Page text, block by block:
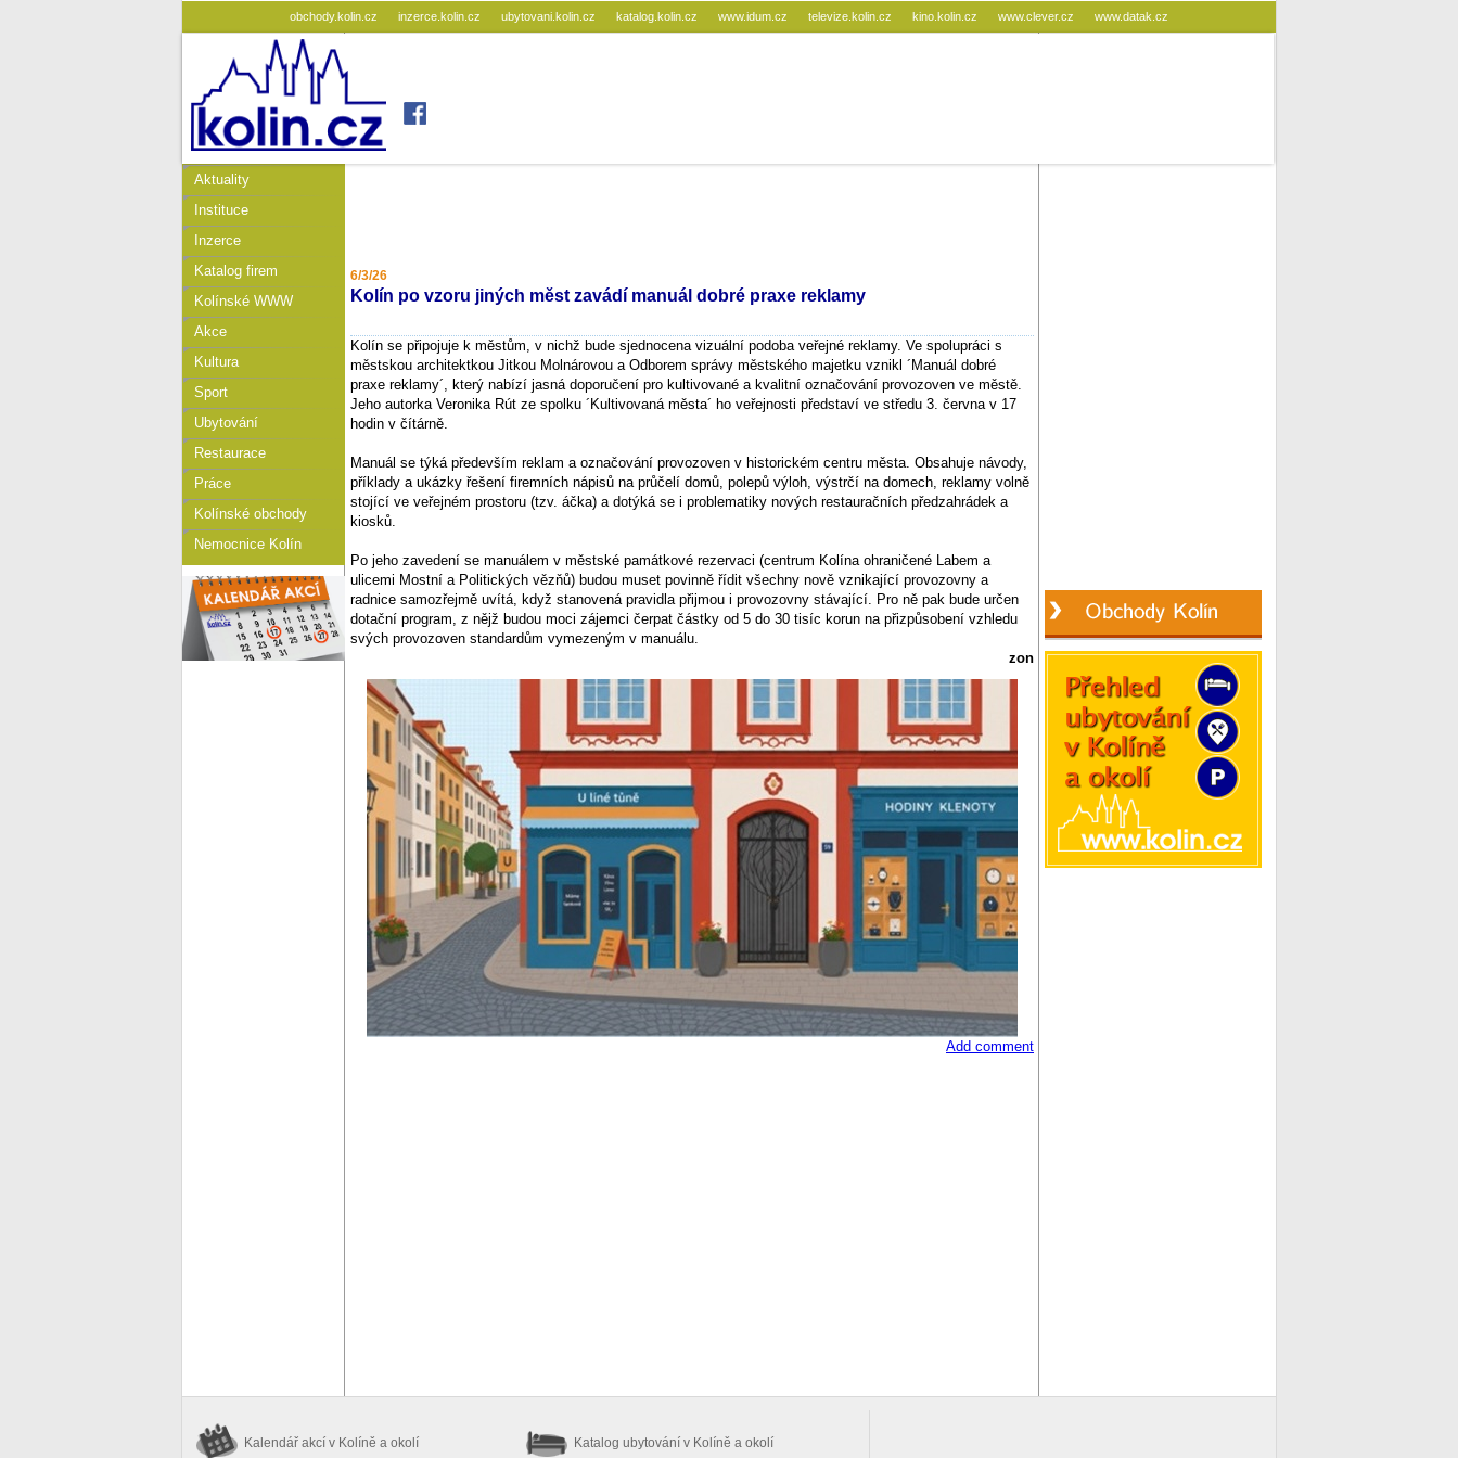
obchody.kolin.cz inzerce.kolin.cz ubytovani.kolin.cz katalog.kolin.cz www.idum.cz televize.kolin.cz kino.kolin.cz www.clever.cz www.datak.cz
Aktuality
Instituce
Inzerce
Katalog firem
Kolínské WWW
Akce
Kultura
Sport
Ubytování
Restaurace
Práce
Kolínské obchody
Nemocnice Kolín
6/3/26
Kolín po vzoru jiných měst zavádí manuál dobré praxe reklamy
Kolín se připojuje k městům, v nichž bude sjednocena vizuální podoba veřejné reklamy. Ve spolupráci s
městskou architektkou Jitkou Molnárovou a Odborem správy městského majetku vznikl ´Manuál dobré
praxe reklamy´, který nabízí jasná doporučení pro kultivované a kvalitní označování provozoven ve městě.
Jeho autorka Veronika Rút ze spolku ´Kultivovaná města´ ho veřejnosti představí ve středu 3. června v 17
hodin v čítárně.
Manuál se týká především reklam a označování provozoven v historickém centru města. Obsahuje návody,
příklady a ukázky řešení firemních nápisů na průčelí domů, polepů výloh, výstrčí na domech, reklamy volně
stojící ve veřejném prostoru (tzv. áčka) a dotýká se i problematiky nových restauračních předzahrádek a
kiosků.
Po jeho zavedení se manuálem v městské památkové rezervaci (centrum Kolína ohraničené Labem a
ulicemi Mostní a Politických vězňů) budou muset povinně řídit všechny nově vznikající provozovny a
radnice samozřejmě uvítá, když stanovená pravidla přijmou i provozovny stávající. Pro ně pak bude určen
dotační program, z nějž budou moci zájemci čerpat částky od 5 do 30 tisíc korun na přizpůsobení vzhledu
svých provozoven standardům vymezeným v manuálu.
zon
Add comment
Kalendář akcí v Kolíně a okolí Katalog ubytování v Kolíně a okolí